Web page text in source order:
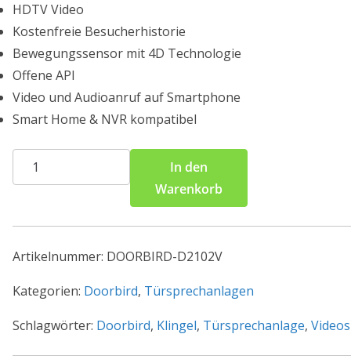
HDTV Video
Kostenfreie Besucherhistorie
Bewegungssensor mit 4D Technologie
Offene API
Video und Audioanruf auf Smartphone
Smart Home & NVR kompatibel
DoorBird
IP
Türstation
V2A,
Menge
In den
Warenkorb
Artikelnummer: DOORBIRD-D2102V
Kategorien: Doorbird, Türsprechanlagen
Schlagwörter: Doorbird, Klingel, Türsprechanlage,